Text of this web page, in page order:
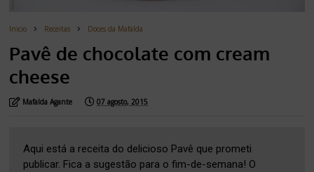
Inicio Receitas Doces da Mafalda
Pavê de chocolate com cream
cheese
Mafalda Agante 07 agosto, 2015
Aqui está a receita do delicioso Pavê que prometi
publicar. Fica a sugestão para o fim-de-semana! O